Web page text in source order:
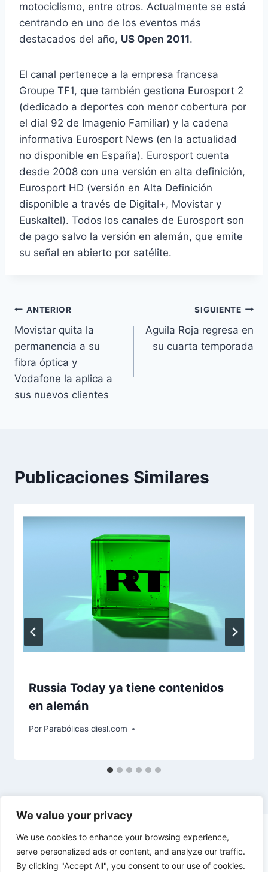
We value your privacy
We use cookies to enhance your browsing experience,
serve personalized ads or content, and analyze our traffic.
By clicking "Accept All", you consent to our use of cookies.
motociclismo, entre otros. Actualmente se está
centrando en uno de los eventos más
destacados del año, US Open 2011.
El canal pertenece a la empresa francesa
Groupe TF1, que también gestiona Eurosport 2
(dedicado a deportes con menor cobertura por
el dial 92 de Imagenio Familiar) y la cadena
informativa Eurosport News (en la actualidad
no disponible en España). Eurosport cuenta
desde 2008 con una versión en alta definición,
Eurosport HD (versión en Alta Definición
disponible a través de Digital+, Movistar y
Euskaltel). Todos los canales de Eurosport son
de pago salvo la versión en alemán, que emite
su señal en abierto por satélite.
Navegación
de
entradas
ANTERIOR
Movistar quita la
permanencia a su
fibra óptica y
Vodafone la aplica a
sus nuevos clientes
SIGUIENTE
Aguila Roja regresa en
su cuarta temporada
Publicaciones Similares
Russia Today ya tiene contenidos
en alemán
Por Parabólicas diesl.com
© 2026 diesl.com - Tema para WordPress por